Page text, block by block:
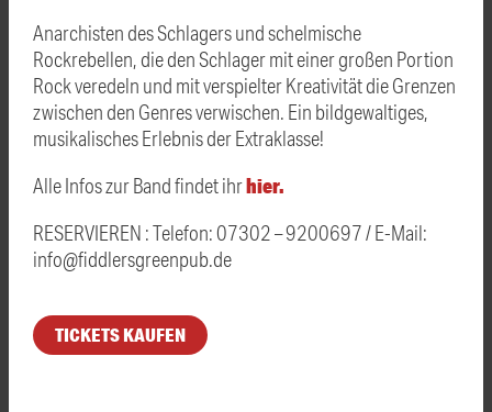
Anarchisten des Schlagers und schelmische
Rockrebellen, die den Schlager mit einer großen Portion
Rock veredeln und mit verspielter Kreativität die Grenzen
zwischen den Genres verwischen. Ein bildgewaltiges,
musikalisches Erlebnis der Extraklasse!
Alle Infos zur Band findet ihrhier.
RESERVIEREN : Telefon: 07302 – 9200697 / E-Mail:
info@fiddlersgreenpub.de
TICKETS KAUFEN